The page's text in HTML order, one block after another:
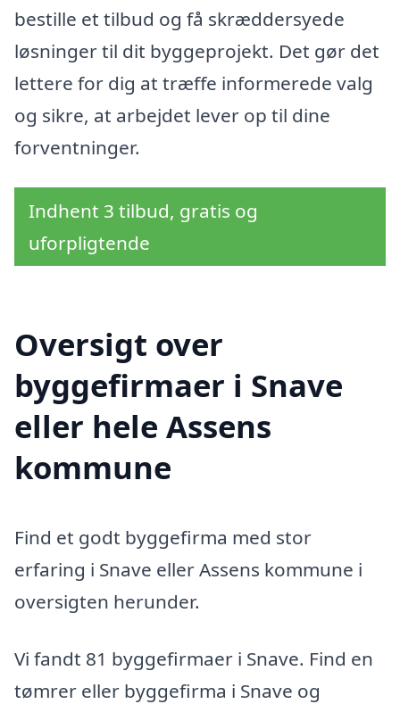
bestille et tilbud og få skræddersyede
løsninger til dit byggeprojekt. Det gør det
lettere for dig at træffe informerede valg
og sikre, at arbejdet lever op til dine
forventninger.
Indhent 3 tilbud, gratis og
uforpligtende
Oversigt over
byggefirmaer i Snave
eller hele Assens
kommune
Find et godt byggefirma med stor
erfaring i Snave eller Assens kommune i
oversigten herunder.
Vi fandt 81 byggefirmaer i Snave. Find en
tømrer eller byggefirma i Snave og